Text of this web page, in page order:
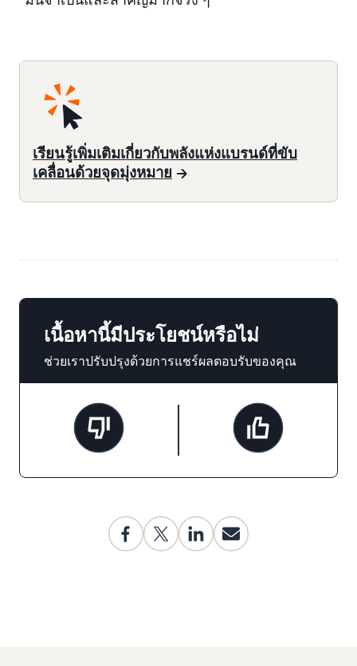
เรียนรู้เพิ่มเติมเกี่ยวกับพลังแห่งแบรนด์ที่ขับ
เคลื่อนด้วยจุดมุ่งหมาย
เนื้อหานี้มีประโยชน์หรือไม่
ช่วยเราปรับปรุงด้วยการแชร์ผลตอบรับของคุณ